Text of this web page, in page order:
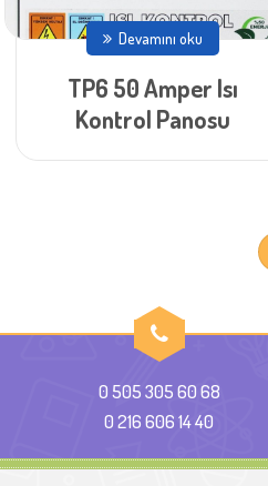
Devamını oku
TP6 50 Amper Isı
Kontrol Panosu
0 505 305 60 68
0 216 606 14 40